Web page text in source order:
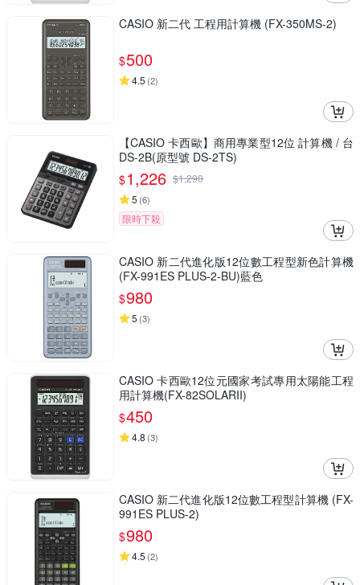
CASIO 新二代 工程用計算機 (FX-350MS-2)
$500
4.5 (2)
【CASIO 卡西歐】商用專業型12位 計算機 / 台
DS-2B(原型號 DS-2TS)
$1,226 $1,290
5 (6)
限時下殺
CASIO 新二代進化版12位數工程型新色計算機
(FX-991ES PLUS-2-BU)藍色
$980
5 (3)
CASIO 卡西歐12位元國家考試專用太陽能工程
用計算機(FX-82SOLARII)
$450
4.8 (3)
CASIO 新二代進化版12位數工程型計算機 (FX-
991ES PLUS-2)
$980
4.5 (2)